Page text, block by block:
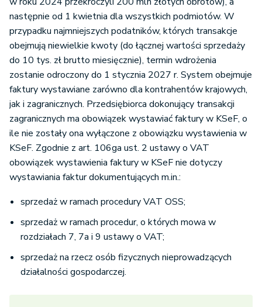
następnie od 1 kwietnia dla wszystkich podmiotów. W
przypadku najmniejszych podatników, których transakcje
obejmują niewielkie kwoty (do łącznej wartości sprzedaży
do 10 tys. zł brutto miesięcznie), termin wdrożenia
zostanie odroczony do 1 stycznia 2027 r. System obejmuje
faktury wystawiane zarówno dla kontrahentów krajowych,
jak i zagranicznych. Przedsiębiorca dokonujący transakcji
zagranicznych ma obowiązek wystawiać faktury w KSeF, o
ile nie zostały ona wyłączone z obowiązku wystawienia w
KSeF. Zgodnie z art. 106ga ust. 2 ustawy o VAT
obowiązek wystawienia faktury w KSeF nie dotyczy
wystawiania faktur dokumentujących m.in.:
sprzedaż w ramach procedury VAT OSS;
sprzedaż w ramach procedur, o których mowa w
rozdziałach 7, 7a i 9 ustawy o VAT;
sprzedaż na rzecz osób fizycznych nieprowadzących
działalności gospodarczej.